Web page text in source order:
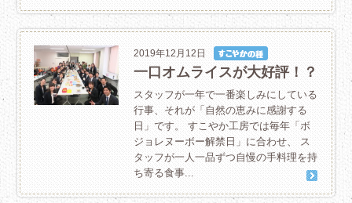
2019年12月12日
一口オムライスが大好評！？
スタッフが一年で一番楽しみにしている
行事、それが「自然の恵みに感謝する
日」です。 すこやか工房では毎年「ボ
ジョレヌーボー解禁日」に合わせ、 ス
タッフが一人一品ずつ自慢の手料理を持
ち寄る食事...